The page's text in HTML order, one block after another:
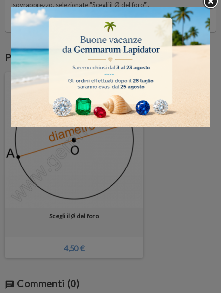
sovrapprezzo, selezionate "Scegli il Ø del foro").
Unità nella scatola: 1
Potrebbe anche piacerti
Scegli il Ø del foro
4,50 €
chat Commenti (0)